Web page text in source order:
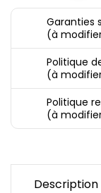
Garanties
(à
Politique
(à
Politique
(à
Description